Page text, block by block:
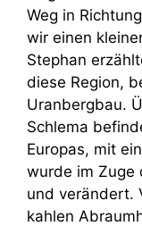
Weg in
wir einen
Stephan
diese Region,
Uranbergbau.
Schlema
Europas, mit
wurde im Zuge
und verändert.
kahlen